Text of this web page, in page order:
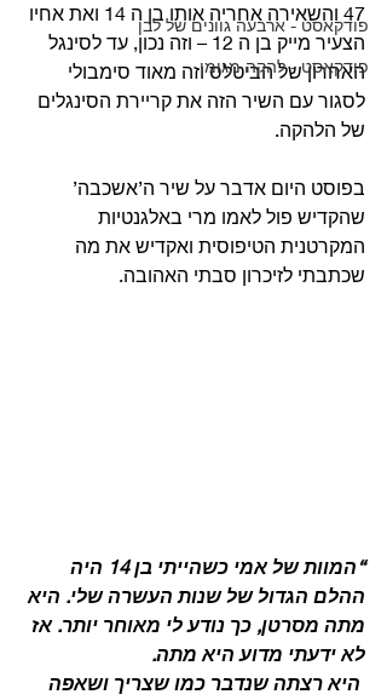
פודקאסט - ארבעה גוונים של לבן
פודקאסט - להקה מגומי
47 והשאירה אחריה אותו בן ה 14 ואת אחיו
הצעיר מייק בן ה 12 – וזה נכון, עד לסינגל
האחרון של הביטלס וזה מאוד סימבולי
לסגור עם השיר הזה את קריירת הסינגלים
של הלהקה.
בפוסט היום אדבר על שיר ה’אשכבה’
שהקדיש פול לאמו מרי באלגנטיות
המקרטנית הטיפוסית ואקדיש את מה
שכתבתי לזיכרון סבתי האהובה.
“המוות של אמי כשהייתי בן 14 היה
ההלם הגדול של שנות העשרה שלי. היא
מתה מסרטן, כך נודע לי מאוחר יותר. אז
לא ידעתי מדוע היא מתה.
היא רצתה שנדבר כמו שצריך ושאפה